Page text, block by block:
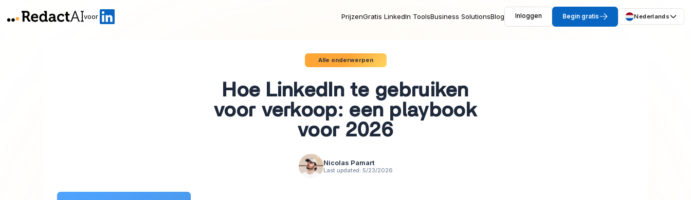
voor PrijzenGratis LinkedIn ToolsBusiness SolutionsBlog Inloggen Begin gratis Nederlands
Alle onderwerpen
Hoe LinkedIn te gebruiken
voor verkoop: een playbook
voor 2026
Nicolas Pamart
Last updated: 5/23/2026